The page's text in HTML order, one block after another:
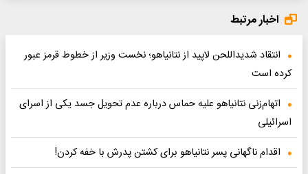
اخبار مرتبط
انتقاد شدیداللحن لاپید از نتانیاهو؛ نخست وزیر از خطوط قرمز عبور
کرده است
اتهام‌زنی نتانیاهو علیه حماس درباره عدم تحویل جسد یکی از اسرای
اسرائیلی
اقدام ناگهانی پسر نتانیاهو برای کشتن پدرش با خفه کردن!